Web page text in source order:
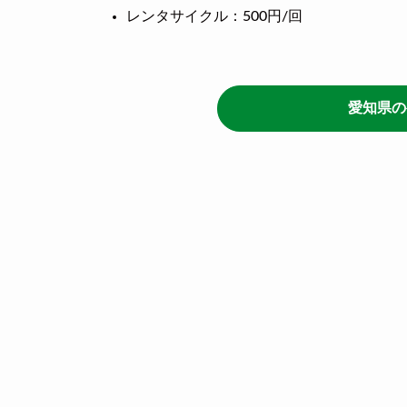
レンタサイクル：500円/回
愛知県